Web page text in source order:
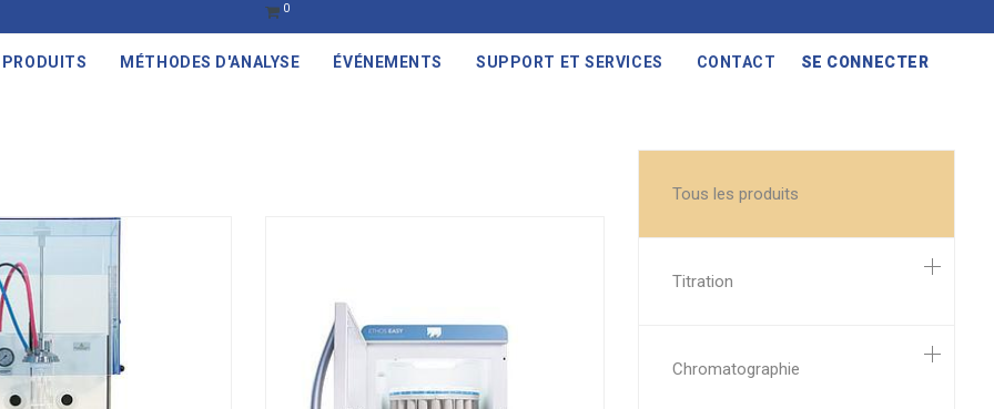
0
PRODUITS MÉTHODES D'ANALYSE ÉVÉNEMENTS SUPPORT ET SERVICES CONTACT SE CONNECTER
Tous les produits
Titration
Chromatographie